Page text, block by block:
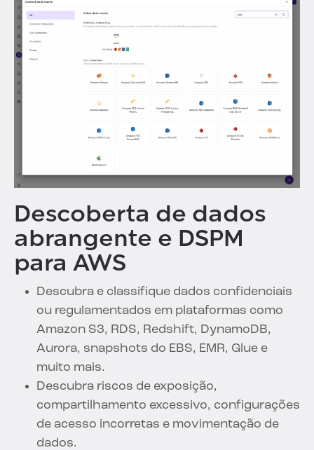
Descoberta de dados
abrangente e DSPM
para AWS
Descubra e classifique dados confidenciais
ou regulamentados em plataformas como
Amazon S3, RDS, Redshift, DynamoDB,
Aurora, snapshots do EBS, EMR, Glue e
muito mais.
Descubra riscos de exposição,
compartilhamento excessivo, configurações
de acesso incorretas e movimentação de
dados.